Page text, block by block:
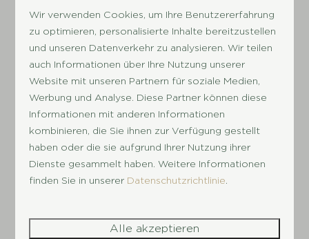
CAI-Fernsehanschluss (HD)
Wasserhahn mit Entwässerung
Hundefreundlich
Ansehen
Wir verwenden Cookies, um Ihre Benutzererfahrung
zu optimieren, personalisierte Inhalte bereitzustellen
und unseren Datenverkehr zu analysieren. Wir teilen
auch Informationen über Ihre Nutzung unserer
Website mit unseren Partnern für soziale Medien,
Werbung und Analyse. Diese Partner können diese
Informationen mit anderen Informationen
kombinieren, die Sie ihnen zur Verfügung gestellt
haben oder die sie aufgrund Ihrer Nutzung ihrer
Dienste gesammelt haben. Weitere Informationen
finden Sie in unserer Datenschutzrichtlinie
Alle akzeptieren